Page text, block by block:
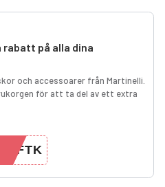
rabatt på alla dina
och accessoarer från Martinelli.
för att ta del av ett extra
IFTK